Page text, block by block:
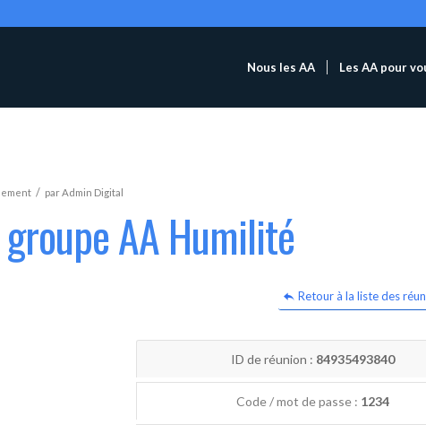
Nous les AA Les AA pour
/ parAdmin Digital
AA Humilité
Retour à la liste des
ID de réunion : 84935493840
Code / mot de passe : 1234